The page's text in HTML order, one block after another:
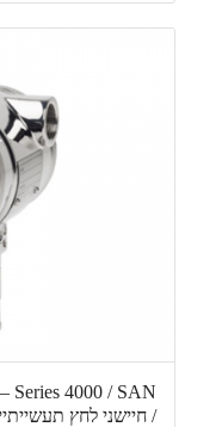
/ חיישני לחץ תעשייתיים